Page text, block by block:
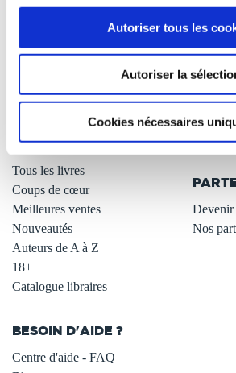
Autoriser tous les
Autoriser la
Cookies nécessaires
À PROPOS
L'auto-édition
Nos services aux auteurs
LIBRAIRIE
Tous les livres
Coups de cœur
Meilleures ventes
Nouveautés
Auteurs de A à Z
18+
Catalogue libraires
.
Devenir
Nos
BESOIN D'AIDE ?
Centre d'aide - FAQ